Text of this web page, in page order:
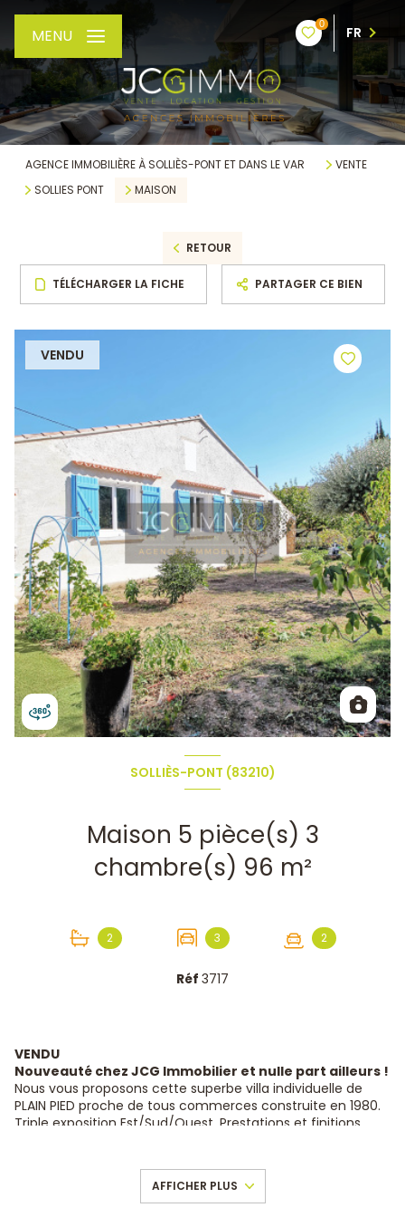
0
FR
MENU
AGENCE IMMOBILIÈRE À SOLLIÈS-PONT ET DANS LE VAR
VENTE
SOLLIES PONT
MAISON
RETOUR
TÉLÉCHARGER LA FICHE PARTAGER CE BIEN
VENDU
SOLLIÈS-PONT (83210)
Maison 5 pièce(s) 3
chambre(s) 96 m²
2 3 2
Réf 3717
VENDU
Nouveauté chez JCG Immobilier et nulle part ailleurs !
Nous vous proposons cette superbe villa individuelle de
PLAIN PIED proche de tous commerces construite en 1980.
Triple exposition Est/Sud/Ouest. Prestations et finitions
habitable d'environ 96m², sur un terrain plat et clos de
530m². Vous n'avez plus qu'à poser vos valises !
La villa se compose d'1 entrée (6m²) avec placard , 1
AFFICHER PLUS